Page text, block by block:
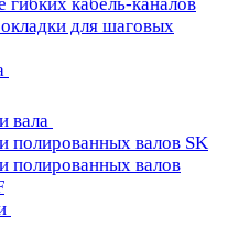
для шаговых
вала
полированных валов SK
полированных валов